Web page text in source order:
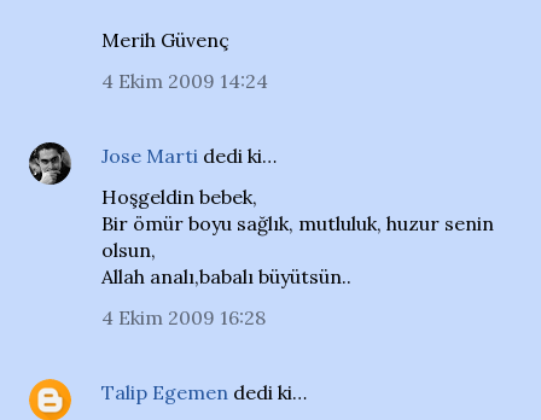
Merih Güvenç
4 Ekim 2009 14:24
Jose Marti dedi ki…
Hoşgeldin bebek,
Bir ömür boyu sağlık, mutluluk, huzur senin
olsun,
Allah analı,babalı büyütsün..
4 Ekim 2009 16:28
Talip Egemen dedi ki…